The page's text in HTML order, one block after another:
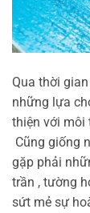
Qua thời
những lựa
thiện với môi
Cũng giống
gặp phải
trần , tường
sứt mẻ sự